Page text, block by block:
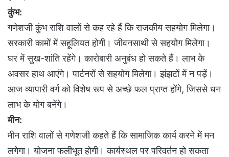
कुंभ:
गणेशजी कुंभ राशि वालों से कह रहे हैं कि राजकीय सहयोग मिलेगा।
सरकारी कामों में सहूलियत होगी। जीवनसाथी से सहयोग मिलेगा।
घर में सुख-शांति रहेंगे। कारोबारी अनुबंध हो सकते हैं। लाभ के
अवसर हाथ आएंगे। पार्टनरों से सहयोग मिलेगा। झंझटों में न पड़ें।
आज व्यापारी वर्ग को विशेष रूप से अच्छे फल प्राप्त होंगे, जिससे धन
लाभ के योग बनेंगे।
मीन:
मीन राशि वालों से गणेशजी कहते हैं कि सामाजिक कार्य करने में मन
लगेगा। योजना फलीभूत होगी। कार्यस्थल पर परिवर्तन हो सकता